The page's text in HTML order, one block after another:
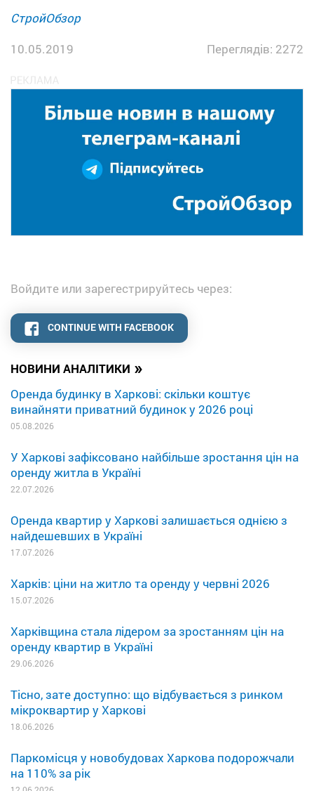
НОВИНИ АНАЛІТИКИ »
Оренда будинку в Харкові: скільки коштує
винайняти приватний будинок у 2026 році
05.08.2026
У Харкові зафіксовано найбільше зростання цін на
оренду житла в Україні
22.07.2026
Оренда квартир у Харкові залишається однією з
найдешевших в Україні
17.07.2026
Харків: ціни на житло та оренду у червні 2026
15.07.2026
Харківщина стала лідером за зростанням цін на
оренду квартир в Україні
29.06.2026
Тісно, зате доступно: що відбувається з ринком
мікроквартир у Харкові
18.06.2026
Паркомісця у новобудовах Харкова подорожчали
на 110% за рік
СтройОбзор
10.05.2019
Переглядів: 2272
Войдите или зарегестрируйтесь через:
CONTINUE WITH FACEBOOK